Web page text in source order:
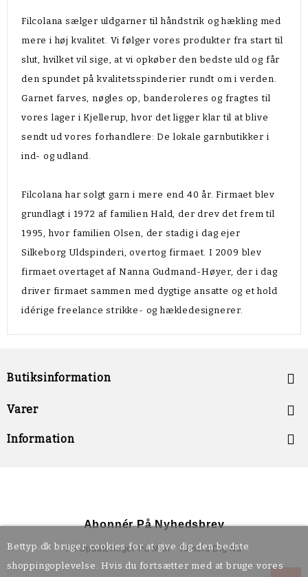
Bettyp.dk bruger cookies for at give dig den bedste
shoppingoplevelse. Hvis du fortsætter med at bruge vores
Filcolana sælger uldgarner til håndstrik og hækling med
mere i høj kvalitet. Vi følger vores produkter fra start til
slut, hvilket vil sige, at vi opkøber den bedste uld og får
den spundet på kvalitetsspinderier rundt om i verden.
Garnet farves, nøgles op, banderoleres og fragtes til
vores lager i Kjellerup, hvor det ligger klar til at blive
sendt ud vores forhandlere: De lokale garnbutikker i
ind- og udland.
Filcolana har solgt garn i mere end 40 år. Firmaet blev
grundlagt i 1972 af familien Hald, der drev det frem til
1995, hvor familien Olsen, der stadig i dag ejer
Silkeborg Uldspinderi, overtog firmaet. I 2009 blev
firmaet overtaget af Nanna Gudmand-Høyer, der i dag
driver firmaet sammen med dygtige ansatte og et hold
idérige freelance strikke- og hækledesignerer.
Butiksinformation 
Varer 
Information 
Abonnér På Nyhedsbrev
Få Opdateringer På Mail - Tilmeld Dig Nu